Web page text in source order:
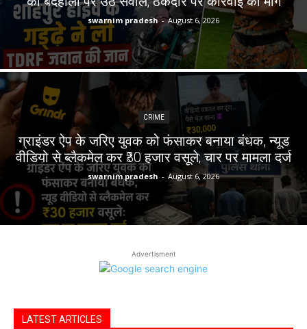
swarnim pradesh - August 6, 2026
CRIME
ग्राइंडर ऐप के जरिए युवक को फंसाकर बनाया बंधक, न्यूड
वीडियो से ब्लैकमेल कर ₹30 हजार वसूले; चार पर मामला दर्ज
swarnim pradesh - August 6, 2026
Advertisment
LATEST ARTICLES